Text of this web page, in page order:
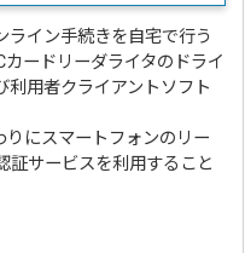
ライン手続きを自宅で行う
ードリーダライタのドライ
利用者クライアントソフト
にスマートフォンのリー
証サービスを利用すること